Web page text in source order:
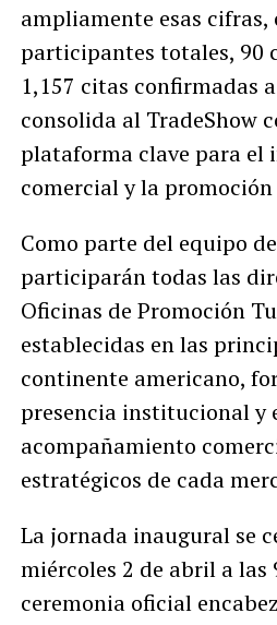
ampliamente esas cifras,
participantes totales, 90
1,157 citas confirmadas
consolida al TradeShow
plataforma clave para el
comercial y la
Como parte del equipo
participarán todas las
Oficinas de Promoción
establecidas en las
continente americano,
presencia institucional y
acompañamiento
estratégicos de cada
La jornada inaugural se
miércoles 2 de abril a las
ceremonia oficial